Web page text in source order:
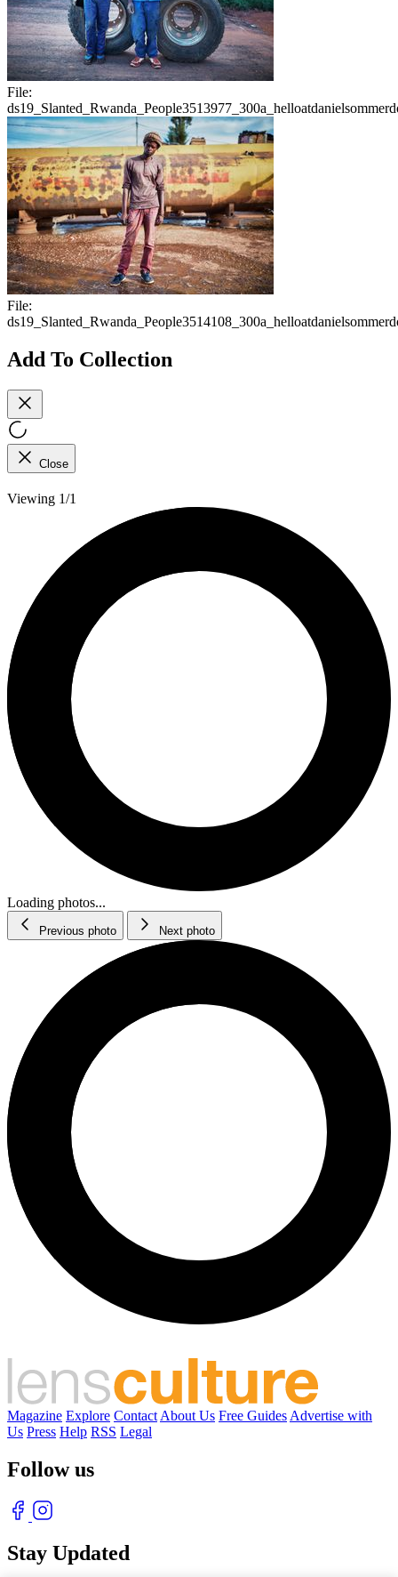
File:
File:
Add To Collection
Close
Viewing 1/1
Loading photos...
Previous photo Next photo
Magazine Explore Contact About Us Free Guides Advertise with
Us Press Help RSS Legal
Follow us
Stay Updated